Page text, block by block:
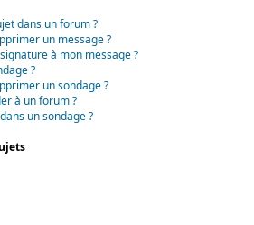
dans un forum ?
un message ?
à mon message ?
?
un sondage ?
à un forum ?
un sondage ?